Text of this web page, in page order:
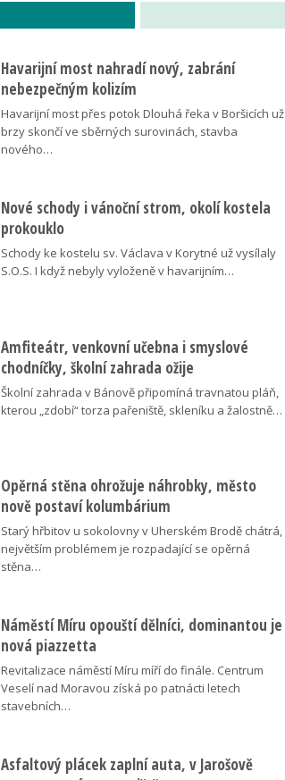
Havarijní most nahradí nový, zabrání
nebezpečným kolizím
Havarijní most přes potok Dlouhá řeka v Boršicích už
brzy skončí ve sběrných surovinách, stavba
nového…
Nové schody i vánoční strom, okolí kostela
prokouklo
Schody ke kostelu sv. Václava v Korytné už vysílaly
S.O.S. I když nebyly vyloženě v havarijním…
Amfiteátr, venkovní učebna i smyslové
chodníčky, školní zahrada ožije
Školní zahrada v Bánově připomíná travnatou pláň,
kterou „zdobí“ torza pařeniště, skleníku a žalostně…
Opěrná stěna ohrožuje náhrobky, město
nově postaví kolumbárium
Starý hřbitov u sokolovny v Uherském Brodě chátrá,
největším problémem je rozpadající se opěrná
stěna…
Náměstí Míru opouští dělníci, dominantou je
nová piazzetta
Revitalizace náměstí Míru míří do finále. Centrum
Veselí nad Moravou získá po patnácti letech
stavebních…
Asfaltový plácek zaplní auta, v Jarošově